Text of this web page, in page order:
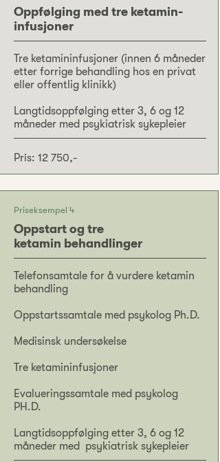
Oppfølging med tre ketamin-
infusjoner
Tre ketamininfusjoner (innen 6 måneder
etter forrige behandling hos en privat
eller offentlig klinikk)
Langtidsoppfølging etter 3, 6 og 12
måneder med psykiatrisk sykepleier
Pris: 12 750,-
Priseksempel 4
Oppstart og tre
ketamin behandlinger
Telefonsamtale for å vurdere ketamin
behandling
Oppstartssamtale med psykolog Ph.D.
Medisinsk undersøkelse
Tre ketamininfusjoner
Evalueringssamtale med psykolog
PH.D.
Langtidsoppfølging etter 3, 6 og 12
måneder med psykiatrisk sykepleier